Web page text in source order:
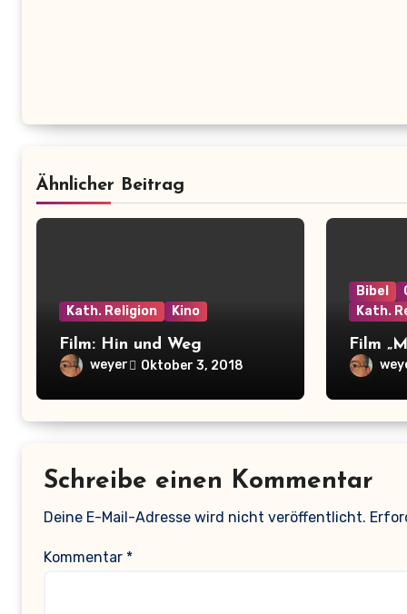
Ähnlicher Beitrag
Kath. Religion Kino
Film: Hin und Weg
weyer Oktober 3, 2018
Bibel
Kath.
Film
Schreibe einen Kommentar
Deine E-Mail-Adresse wird nicht veröffentlicht.
Kommentar *